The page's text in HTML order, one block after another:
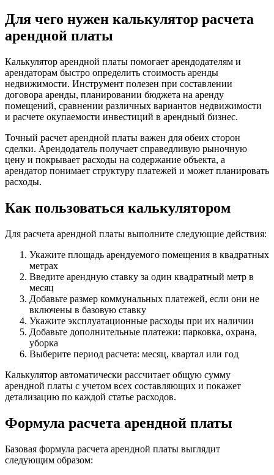
Для чего нужен калькулятор расчета
арендной платы
Калькулятор арендной платы помогает арендодателям и
арендаторам быстро определить стоимость аренды
недвижимости. Инструмент полезен при составлении
договора аренды, планировании бюджета на аренду
помещений, сравнении различных вариантов недвижимости
и расчете окупаемости инвестиций в арендный бизнес.
Точный расчет арендной платы важен для обеих сторон
сделки. Арендодатель получает справедливую рыночную
цену и покрывает расходы на содержание объекта, а
арендатор понимает структуру платежей и может планировать
расходы.
Как пользоваться калькулятором
Для расчета арендной платы выполните следующие действия:
Укажите площадь арендуемого помещения в квадратных
метрах
Введите арендную ставку за один квадратный метр в
месяц
Добавьте размер коммунальных платежей, если они не
включены в базовую ставку
Укажите эксплуатационные расходы при их наличии
Добавьте дополнительные платежи: парковка, охрана,
уборка
Выберите период расчета: месяц, квартал или год
Калькулятор автоматически рассчитает общую сумму
арендной платы с учетом всех составляющих и покажет
детализацию по каждой статье расходов.
Формула расчета арендной платы
Базовая формула расчета арендной платы выглядит
следующим образом: